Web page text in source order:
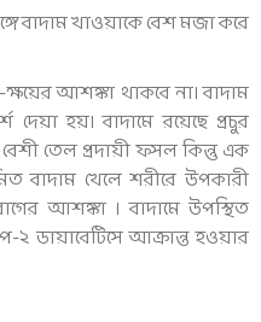
বাদাম খাওয়াকে বেশ মজা করে
আশঙ্কা থাকবে না। বাদাম
হয়। বাদামে রয়েছে প্রচুর
বেশী তেল প্রদায়ী ফসল কিন্তু এক
বাদাম খেলে শরীরে উপকারী
আশঙ্কা । বাদামে উপস্থিত
২ ডায়াবেটিসে আক্রান্ত হওয়ার